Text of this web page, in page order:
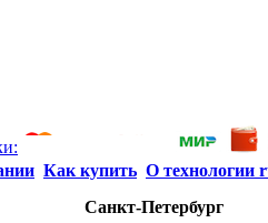
Как купить О технологии
Санкт-Петербург